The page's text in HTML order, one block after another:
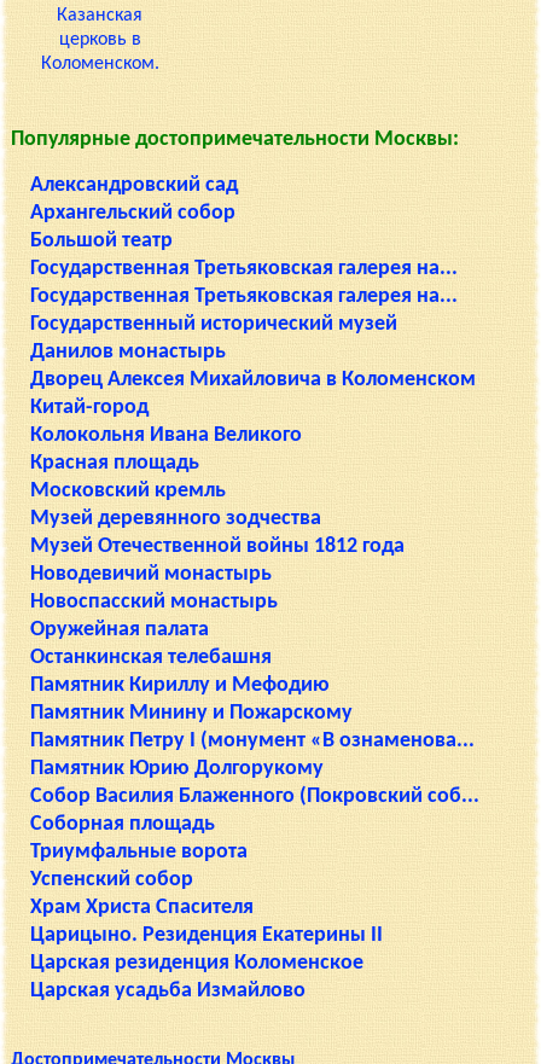
Популярные достопримечательности Москвы:
Александровский сад
Архангельский собор
Большой театр
Государственная Третьяковская галерея на...
Государственная Третьяковская галерея на...
Государственный исторический музей
Данилов монастырь
Дворец Алексея Михайловича в Коломенском
Китай-город
Колокольня Ивана Великого
Красная площадь
Московский кремль
Музей деревянного зодчества
Музей Отечественной войны 1812 года
Новодевичий монастырь
Новоспасский монастырь
Оружейная палата
Останкинская телебашня
Памятник Кириллу и Мефодию
Памятник Минину и Пожарскому
Памятник Петру I (монумент «В ознаменова...
Памятник Юрию Долгорукому
Собор Василия Блаженного (Покровский соб...
Соборная площадь
Триумфальные ворота
Успенский собор
Храм Христа Спасителя
Царицыно. Резиденция Екатерины II
Царская резиденция Коломенское
Царская усадьба Измайлово
Достопримечательности Москвы